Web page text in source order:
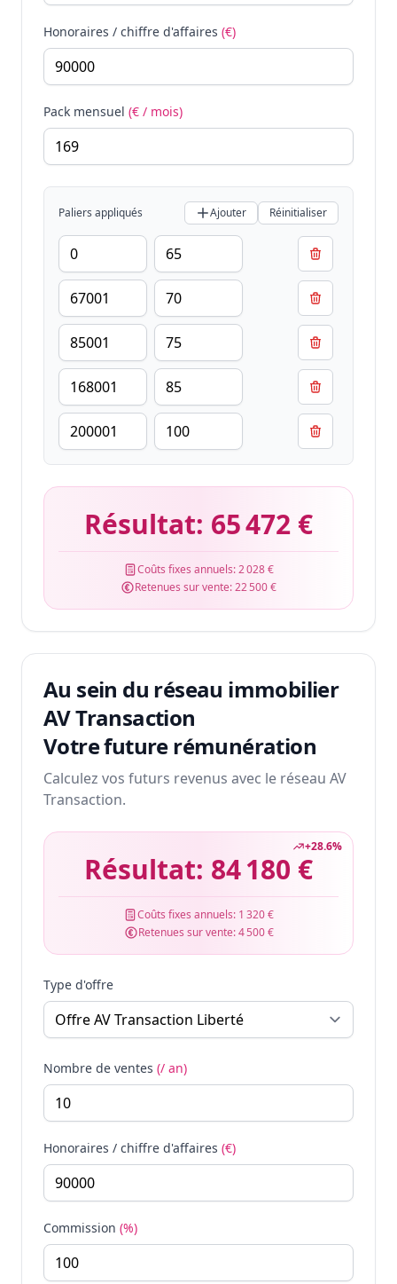
Honoraires / chiffre d'affaires (€)
Pack mensuel (€ / mois)
Paliers appliqués Ajouter Réinitialiser
Résultat: 65 472 €
Coûts fixes annuels:2 028 €
Retenues sur vente:22 500 €
Au sein du réseau immobilier
AV Transaction
Votre future rémunération
Calculez vos futurs revenus avec le réseau AV
Transaction.
+28.6%
Résultat: 84 180 €
Coûts fixes annuels: 1 320 €
Retenues sur vente:4 500 €
Type d'offre
Nombre de ventes (/ an)
Honoraires / chiffre d'affaires (€)
Commission (%)